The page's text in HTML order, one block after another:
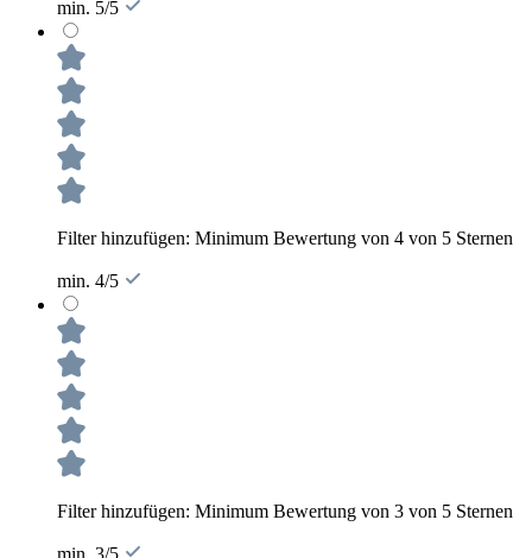
min. 5/5
Filter hinzufügen: Minimum Bewertung von 4 von 5 Sternen
min. 4/5
Filter hinzufügen: Minimum Bewertung von 3 von 5 Sternen
min. 3/5